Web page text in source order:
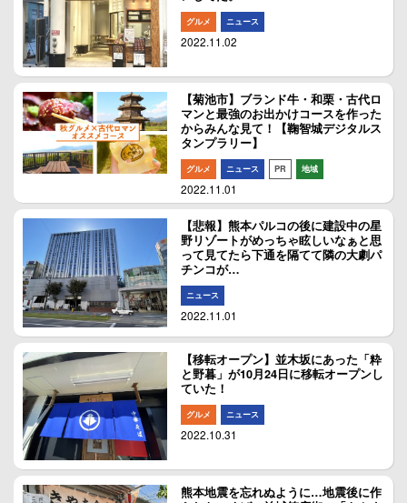
グルメ ニュース
2022.11.02
【菊池市】ブランド牛・和栗・古代ロ
マンと最強のお出かけコースを作った
からみんな見て！【鞠智城デジタルス
タンプラリー】
グルメ ニュース PR 地域
2022.11.01
【悲報】熊本パルコの後に建設中の星
野リゾートがめっちゃ眩しいなぁと思
って見てたら下通を隔てて隣の大劇パ
チンコが…
ニュース
2022.11.01
【移転オープン】並木坂にあった「粋
と野暮」が10月24日に移転オープンし
ていた！
グルメ ニュース
2022.10.31
熊本地震を忘れぬように…地震後に作